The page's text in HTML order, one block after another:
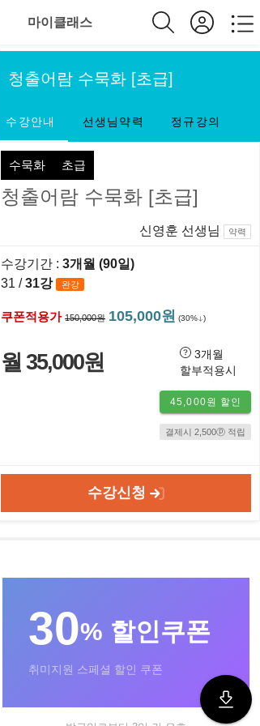
마이클래스
청출어람 수묵화 [초급]
수강안내 선생님약력 정규강의
수묵화 초급
청출어람 수묵화 [초급]
신영훈 선생님 약력
수강기간 : 3개월 (90일)
31 /31강 완강
쿠폰적용가 150,000원 105,000원 (30% )
월 35,000원
3개월
할부적용시
45,000원 할인
결제시 2,500ⓟ 적립
수강신청
30% 할인쿠폰
취미지원 스페셜 할인 쿠폰